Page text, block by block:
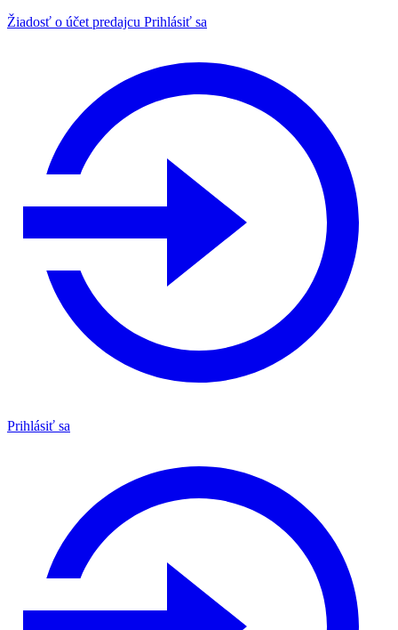
Žiadosť o účet predajcu Prihlásiť sa
Prihlásiť sa